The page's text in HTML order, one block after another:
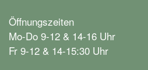
Öffnungszeiten
Mo-Do 9-12 & 14-16 Uhr
Fr 9-12 & 14-15:30 Uhr